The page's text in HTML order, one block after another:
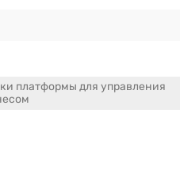
платформы для управления